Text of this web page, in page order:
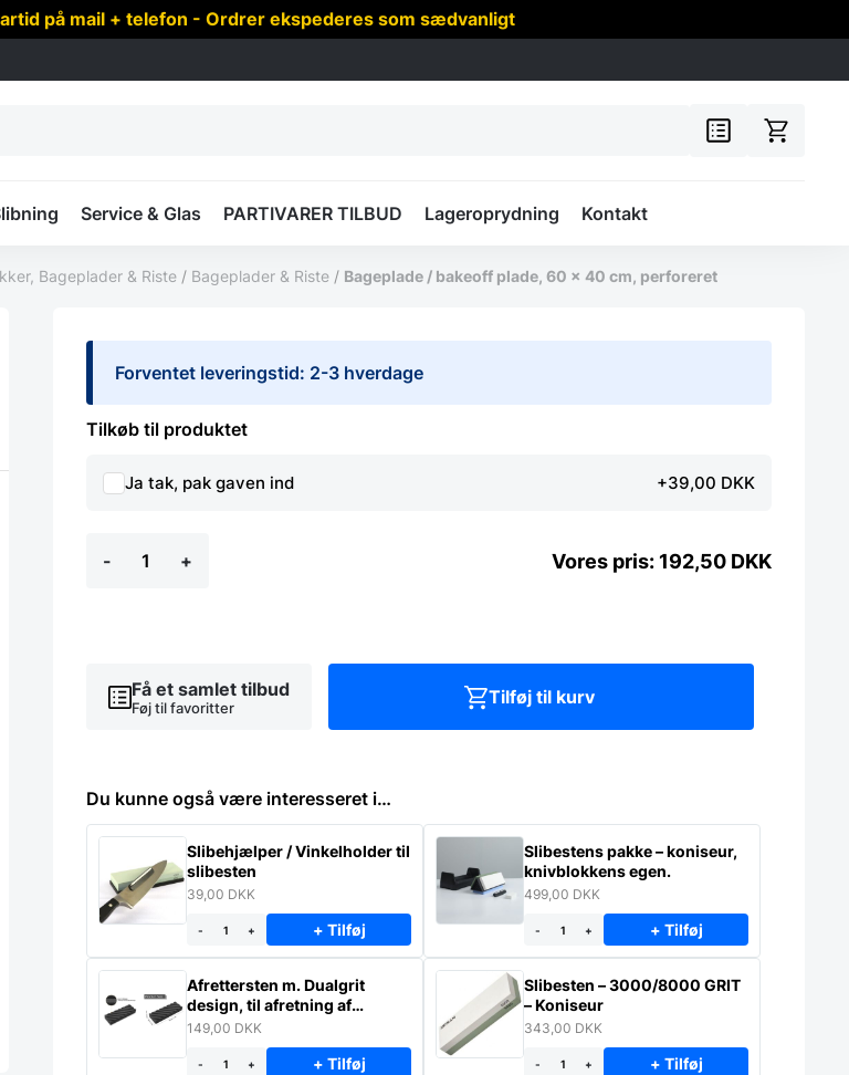
på mail + telefon - Ordrer ekspederes som sædvanligt
Service & Glas PARTIVARER TILBUD Lageroprydning Kontakt
Bageplader & Riste / Bageplader & Riste / Bageplade / bakeoff plade, 60 x 40 cm, perforeret
Forventet leveringstid: 2-3 hverdage
Tilkøb til produktet
Ja tak, pak gaven ind +39,00 DKK
-
cm,
perforeret
+ 192,50 DKK
Få et samlet tilbud
Føj til favoritter Tilføj til kurv
Du kunne også være interesseret i…
Slibehjælper / Vinkelholder til
slibesten
39,00 DKK
- + + Tilføj
Afrettersten m. Dualgrit
design, til afretning af
slibesten
149,00 DKK
- + + Tilføj
Slibestens pakke – koniseur,
knivblokkens egen.
499,00 DKK
- + + Tilføj
Slibesten – 3000/8000 GRIT
– Koniseur
343,00 DKK
- + + Tilføj